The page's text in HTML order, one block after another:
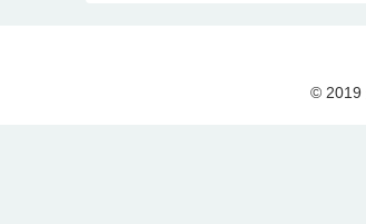
© 2019